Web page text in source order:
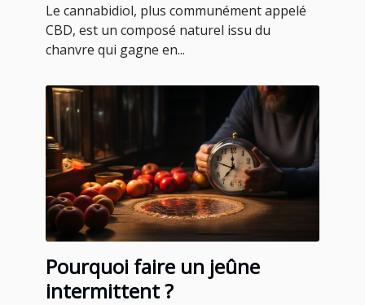
Le cannabidiol, plus communément appelé
CBD, est un composé naturel issu du
chanvre qui gagne en...
Pourquoi faire un jeûne
intermittent ?